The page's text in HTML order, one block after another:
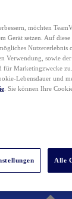
möchten
Gerät setzen. Auf
Nutzererlebnis
Verwendung, sowie
für Marketingzwecke
Lebensdauer und
. Sie können Ihre
Alle